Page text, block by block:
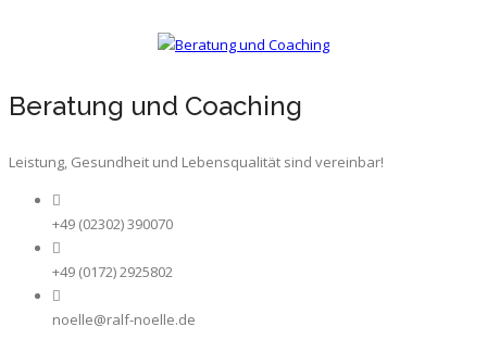
Beratung und Coaching
Leistung, Gesundheit und Lebensqualität sind vereinbar!
+49 (02302) 390070
+49 (0172) 2925802
noelle@ralf-noelle.de